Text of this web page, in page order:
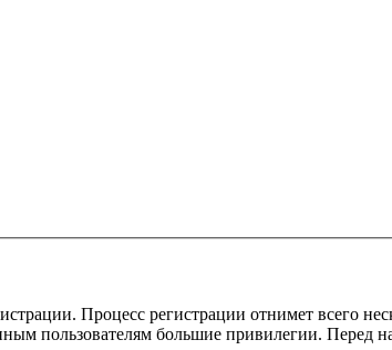
Процесс регистрации отнимет всего
пользователям большие привилегии.